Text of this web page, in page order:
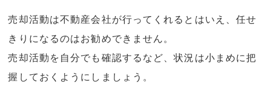
売却活動は不動産会社が行ってくれるとはいえ、任せ
きりになるのはお勧めできません。
売却活動を自分でも確認するなど、状況は小まめに把
握しておくようにしましょう。